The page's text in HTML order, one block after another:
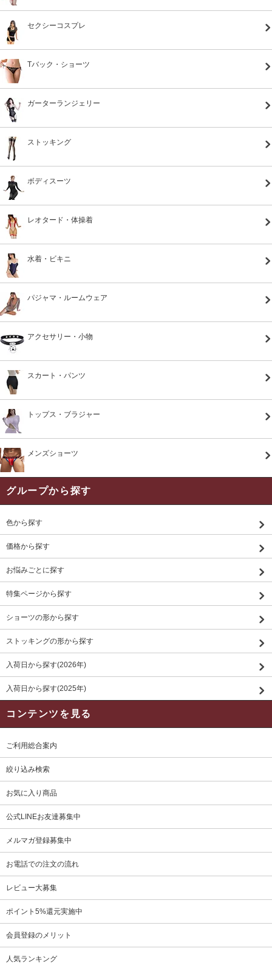
セクシーコスプレ
Tバック・ショーツ
ガーターランジェリー
ストッキング
ボディスーツ
レオタード・体操着
水着・ビキニ
パジャマ・ルームウェア
アクセサリー・小物
スカート・パンツ
トップス・ブラジャー
メンズショーツ
グループから探す
色から探す
価格から探す
お悩みごとに探す
特集ページから探す
ショーツの形から探す
ストッキングの形から探す
入荷日から探す(2026年)
入荷日から探す(2025年)
コンテンツを見る
ご利用総合案内
絞り込み検索
お気に入り商品
公式LINEお友達募集中
メルマガ登録募集中
お電話での注文の流れ
レビュー大募集
ポイント5%還元実施中
会員登録のメリット
人気ランキング